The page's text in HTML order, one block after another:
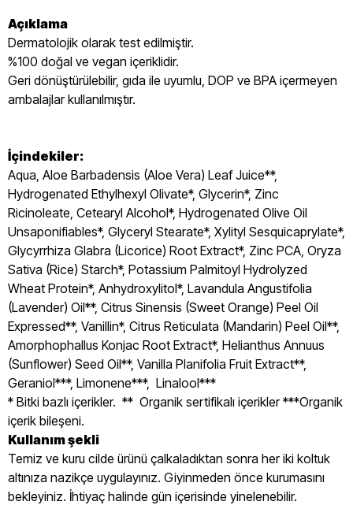
Açıklama
Dermatolojik olarak test edilmiştir.
%100 doğal ve vegan içeriklidir.
Geri dönüştürülebilir, gıda ile uyumlu, DOP ve BPA içermeyen
ambalajlar kullanılmıştır.
İçindekiler:
Aqua, Aloe Barbadensis (Aloe Vera) Leaf Juice**,
Hydrogenated Ethylhexyl Olivate*, Glycerin*, Zinc
Ricinoleate, Cetearyl Alcohol*, Hydrogenated Olive Oil
Unsaponifiables*, Glyceryl Stearate*, Xylityl Sesquicaprylate*,
Glycyrrhiza Glabra (Licorice) Root Extract*, Zinc PCA, Oryza
Sativa (Rice) Starch*, Potassium Palmitoyl Hydrolyzed
Wheat Protein*, Anhydroxylitol*, Lavandula Angustifolia
(Lavender) Oil**, Citrus Sinensis (Sweet Orange) Peel Oil
Expressed**, Vanillin*, Citrus Reticulata (Mandarin) Peel Oil**,
Amorphophallus Konjac Root Extract*, Helianthus Annuus
(Sunflower) Seed Oil**, Vanilla Planifolia Fruit Extract**,
Geraniol***, Limonene***, Linalool***
* Bitki bazlı içerikler. ** Organik sertifikalı içerikler ***Organik
içerik bileşeni.
Kullanım şekli
Temiz ve kuru cilde ürünü çalkaladıktan sonra her iki koltuk
altınıza nazikçe uygulayınız. Giyinmeden önce kurumasını
bekleyiniz. İhtiyaç halinde gün içerisinde yinelenebilir.